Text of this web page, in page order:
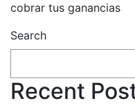
cobrar tus ganancias
Search
Recent